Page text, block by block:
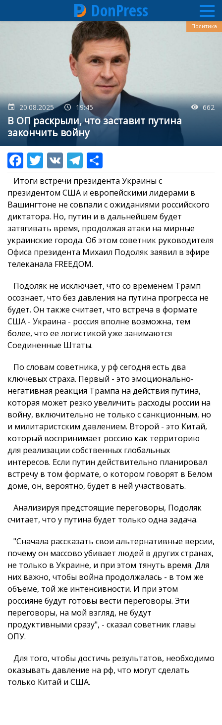
DonPress
20.08.2025 19:45 662
В ОП раскрыли, что заставит путина
закончить войну
Политика
Итоги встречи президента Украины с
президентом США и европейскими лидерами в
Вашингтоне не совпали с ожиданиями российского
диктатора. Но, путин и в дальнейшем будет
затягивать время, продолжая атаки на мирные
украинские города. Об этом советник руководителя
Офиса президента Михаил Подоляк заявил в эфире
телеканала FREEДОМ.
Подоляк не исключает, что со временем Трамп
осознает, что без давления на путина прогресса не
будет. Он также считает, что встреча в формате
США - Украина - россия вполне возможна, тем
более, что ее логистикой уже занимаются
Соединенные Штаты.
По словам советника, у рф сегодня есть два
ключевых страха. Первый - это эмоционально-
негативная реакция Трампа на действия путина,
которая может резко увеличить расходы россии на
войну, включительно не только с санкционным, но
и милитаристским давлением. Второй - это Китай,
который воспринимает россию как территорию
для реализации собственных глобальных
интересов. Если путин действительно планировал
встречу в том формате, о котором говорят в Белом
доме, он, вероятно, будет в ней участвовать.
Анализируя предстоящие переговоры, Подоляк
считает, что у путина будет только одна задача.
"Сначала рассказать свои альтернативные версии,
почему он массово убивает людей в других странах,
не только в Украине, и при этом тянуть время. Для
них важно, чтобы война продолжалась - в том же
объеме, той же интенсивности. И при этом
россияне будут готовы вести переговоры. Эти
переговоры, на мой взгляд, не будут
продуктивными сразу", - сказал советник главы
ОПУ.
Для того, чтобы достичь результатов, необходимо
оказывать давление на рф, что могут сделать
только Китай и США.